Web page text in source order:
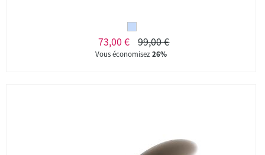
73,00 € 99,00 €
Vous économisez26%